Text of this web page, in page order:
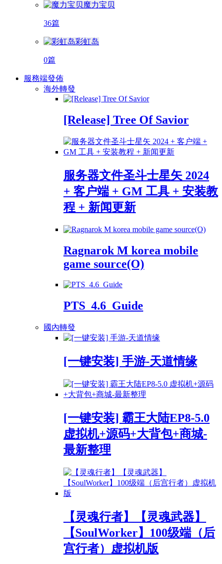
魔力宝贝
36篇
彩虹岛
0篇
服務端發佈
海外轉發
[Release] Tree Of Savior
服务器文件圣斗士星矢 2024
+ 客户端 + GM 工具 + 安装教
程 + 新闻更新
Ragnarok M korea mobile
game source(O)
PTS_4.6_Guide
國內轉發
[一键安装] 手游-天道情缘
[一键安装] 霸王大陆EP8-5.0
虚拟机+源码+大背包+商城-
最新整理
【灵魂行者】【灵魂武器】
【SoulWorker】100级端（后
宫行者）虚拟机版